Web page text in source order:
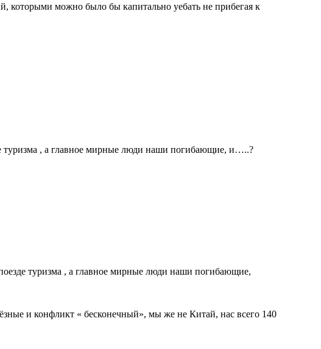
которыми можно было бы капитально уебать не прибегая к
туризма , а главное мирные люди наши погибающие, и…..?
туризма , а главное мирные люди наши погибающие,
и конфликт « бесконечный», мы же не Китай, нас всего 140